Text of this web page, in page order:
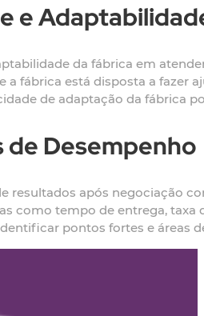
e
da fábrica em
a fábrica está disposta a fazer
de adaptação da fábrica
de Desempenho
resultados após negociação
como tempo de entrega, taxa
pontos fortes e áreas